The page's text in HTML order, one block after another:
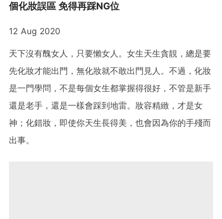
個化妝誤區 免得再踩NG位
12 Aug 2020
天下沒有醜女人，只要懶女人。女生天生貪靚，總是要
先化妝才能出門，無化妝就不敢出門見人。不過，化妝
是一門學問，不是每個女生都掌握得很好，不管是新手
還是老手，還是一樣會踩到地雷。妝容精緻，才是女
神；化錯妝，即使你天生長得美，也會因為你的手殘而
出事。